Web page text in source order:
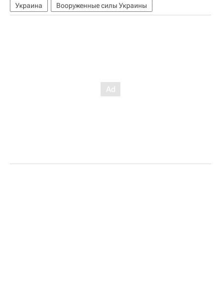
Украина
Вооруженные силы Украины